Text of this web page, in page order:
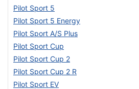
Pilot Sport 5
Pilot Sport 5 Energy
Pilot Sport A/S Plus
Pilot Sport Cup
Pilot Sport Cup 2
Pilot Sport Cup 2 R
Pilot Sport EV